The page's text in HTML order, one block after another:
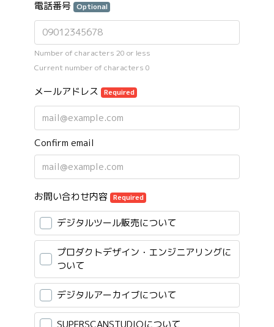
電話番号 Optional
Number of characters 20 or less
Current number of characters 0
メールアドレス Required
Confirm email
お問い合わせ内容 Required
デジタルツール販売について
プロダクトデザイン・エンジニアリングに
ついて
デジタルアーカイブについて
SUPERSCANSTUDIOについて